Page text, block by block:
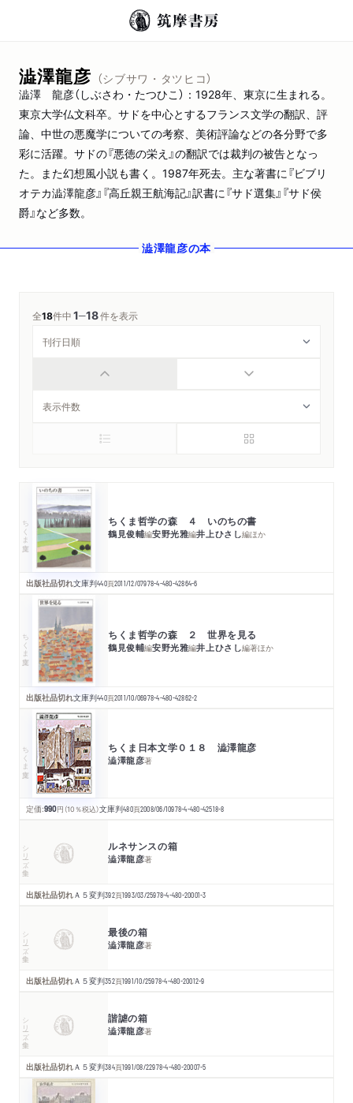
澁澤龍彦 （シブサワ・タツヒコ）
澁澤 龍彦（しぶさわ・たつひこ）：1928年、東京に生まれる。
東京大学仏文科卒。サドを中心とするフランス文学の翻訳、評
論、中世の悪魔学についての考察、美術評論などの各分野で多
彩に活躍。サドの『悪徳の栄え』の翻訳では裁判の被告となっ
た。また幻想風小説も書く。1987年死去。主な著書に『ビブリ
オテカ澁澤龍彦』『高丘親王航海記』訳書に『サド選集』『サド侯
爵』など多数。
澁澤龍彦の本
全18件中1─18件を表示
ちくま文庫 ちくま哲学の森 ４ いのちの書
鶴見俊輔編安野光雅編井上ひさし編ほか
出版社品切れ文庫判440頁2011/12/07978-4-480-42864-6
ちくま文庫 ちくま哲学の森 ２ 世界を見る
鶴見俊輔編安野光雅編井上ひさし編著ほか
出版社品切れ文庫判440頁2011/10/06978-4-480-42862-2
ちくま文庫 ちくま日本文学０１８ 澁澤龍彦
澁澤龍彦著
定価:990円 （10％税込）文庫判480頁2008/06/10978-4-480-42518-8
シリーズ・全集 ルネサンスの箱
澁澤龍彦著
出版社品切れＡ５変判392頁1993/03/25978-4-480-20001-3
シリーズ・全集 最後の箱
澁澤龍彦著
出版社品切れＡ５変判352頁1991/10/25978-4-480-20012-9
シリーズ・全集 諧謔の箱
澁澤龍彦著
出版社品切れＡ５変判384頁1991/08/22978-4-480-20007-5